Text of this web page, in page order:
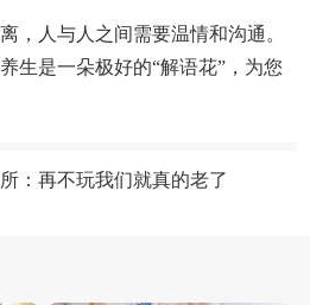
，人与人之间需要温情和沟通。
生是一朵极好的“解语花”，为您
：再不玩我们就真的老了